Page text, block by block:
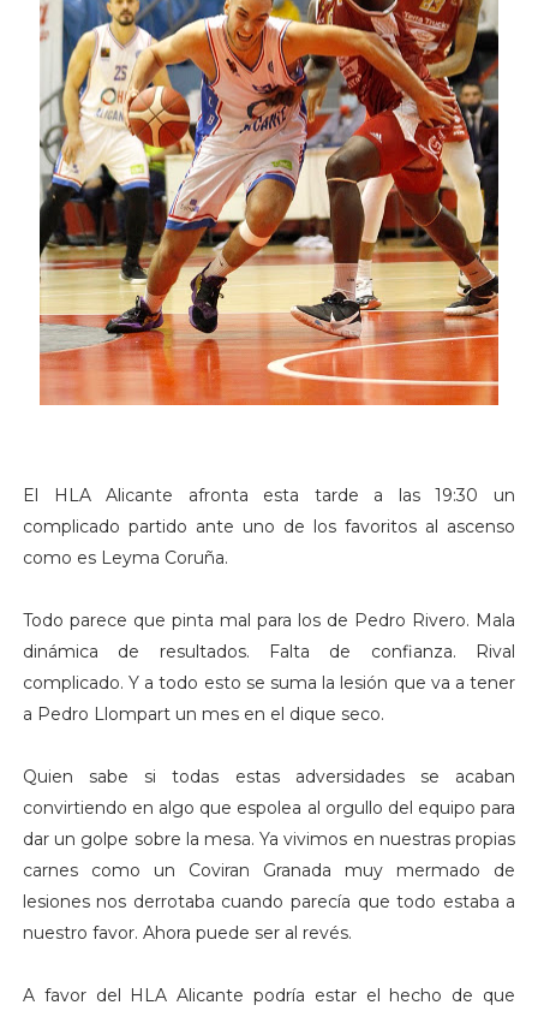
El HLA Alicante afronta esta tarde a las 19:30 un
complicado partido ante uno de los favoritos al ascenso
como es Leyma Coruña.
Todo parece que pinta mal para los de Pedro Rivero. Mala
dinámica de resultados. Falta de confianza. Rival
complicado. Y a todo esto se suma la lesión que va a tener
a Pedro Llompart un mes en el dique seco.
Quien sabe si todas estas adversidades se acaban
convirtiendo en algo que espolea al orgullo del equipo para
dar un golpe sobre la mesa. Ya vivimos en nuestras propias
carnes como un Coviran Granada muy mermado de
lesiones nos derrotaba cuando parecía que todo estaba a
nuestro favor. Ahora puede ser al revés.
A favor del HLA Alicante podría estar el hecho de que